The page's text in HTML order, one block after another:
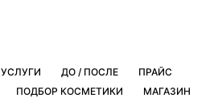
УСЛУГИ ДО / ПОСЛЕ
ПРАЙС
ПОДБОР КОСМЕТИКИ
МАГАЗИН